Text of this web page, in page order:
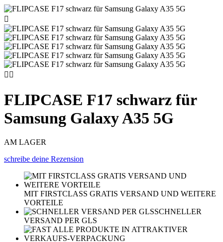

 
FLIPCASE F17 schwarz für
Samsung Galaxy A35 5G
AM LAGER
schreibe deine Rezension
MIT FIRSTCLASS GRATIS VERSAND UND WEITERE
VORTEILE
SCHNELLER
VERSAND PER GLS